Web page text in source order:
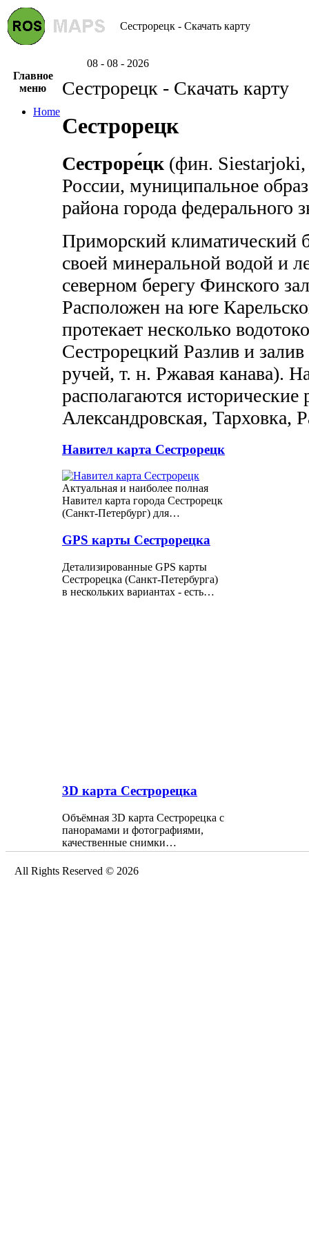
Сестрорецк - Скачать карту
08 - 08 - 2026
Главное
меню
Home
Сестрорецк - Скачать карту
Сестрорецк
Сестроре́цк (фин.
России, муниципальное
района города федерального
Приморский климатический
своей минеральной водой и
северном берегу Финского
Расположен на юге
протекает несколько
Сестрорецкий Разлив и
ручей, т. н. Ржавая канава).
располагаются
Александровская,
Навител карта Сестрорецк
Актуальная и наиболее полная
Навител карта города Сестрорецк
(Санкт-Петербург) для…
GPS карты Сестрорецка
Детализированные GPS карты
Сестрорецка (Санкт-Петербурга)
в нескольких вариантах - есть…
3D карта Сестрорецка
Объёмная 3D карта Сестрорецка с
панорамами и фотографиями,
качественные снимки…
All Rights Reserved © 2026